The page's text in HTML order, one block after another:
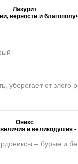
Лазурит
верности и
уберегает от
Оникс
и великодушия -
– бурые и